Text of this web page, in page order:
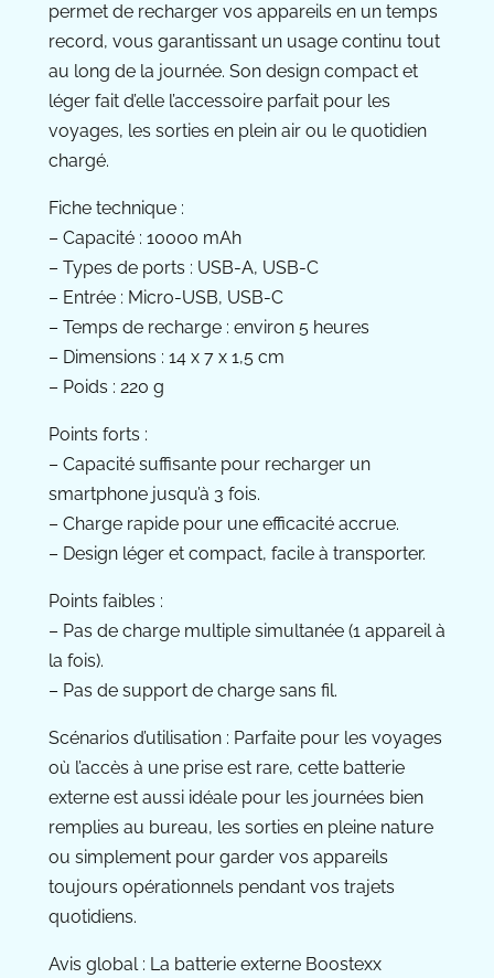
permet de recharger vos appareils en un temps
record, vous garantissant un usage continu tout
au long de la journée. Son design compact et
léger fait d’elle l’accessoire parfait pour les
voyages, les sorties en plein air ou le quotidien
chargé.
Fiche technique :
– Capacité : 10000 mAh
– Types de ports : USB-A, USB-C
– Entrée : Micro-USB, USB-C
– Temps de recharge : environ 5 heures
– Dimensions : 14 x 7 x 1,5 cm
– Poids : 220 g
Points forts :
– Capacité suffisante pour recharger un
smartphone jusqu’à 3 fois.
– Charge rapide pour une efficacité accrue.
– Design léger et compact, facile à transporter.
Points faibles :
– Pas de charge multiple simultanée (1 appareil à
la fois).
– Pas de support de charge sans fil.
Scénarios d’utilisation : Parfaite pour les voyages
où l’accès à une prise est rare, cette batterie
externe est aussi idéale pour les journées bien
remplies au bureau, les sorties en pleine nature
ou simplement pour garder vos appareils
toujours opérationnels pendant vos trajets
quotidiens.
Avis global : La batterie externe Boostexx